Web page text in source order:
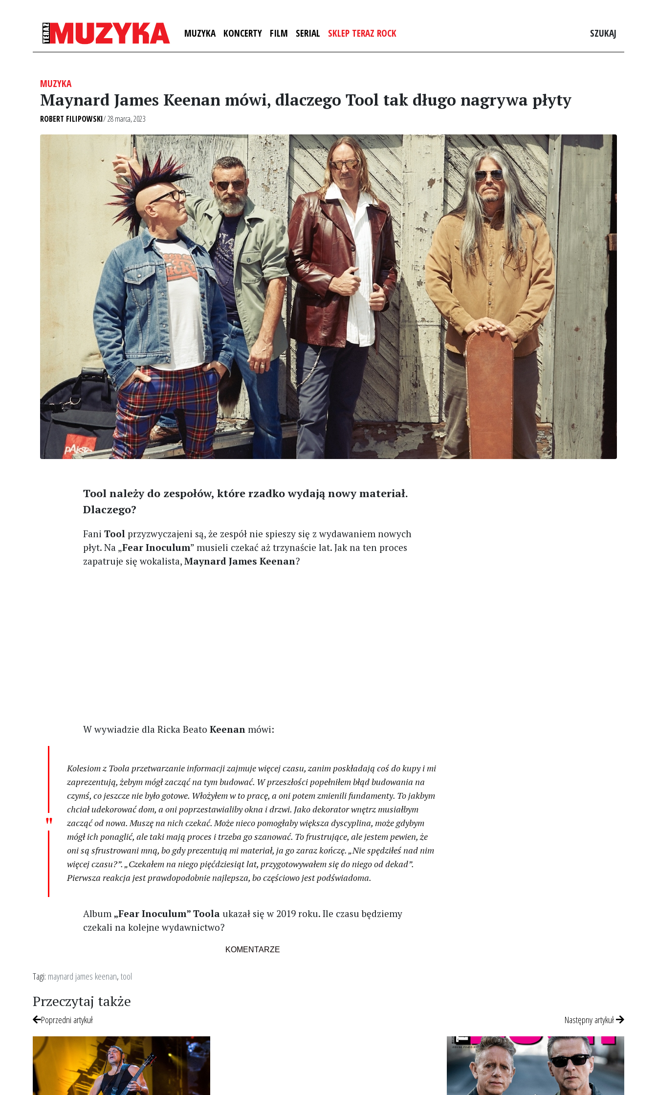
MUZYKA KONCERTY FILM SERIAL SKLEP TERAZ ROCK SZUKAJ
MUZYKA
Maynard James Keenan mówi, dlaczego Tool tak długo nagrywa płyty
ROBERT FILIPOWSKI/ 28 marca, 2023
Tool należy do zespołów, które rzadko wydają nowy materiał.
Dlaczego?
FaniToolprzyzwyczajeni są, że zespół nie spieszy się z wydawaniem nowych
płyt. Na „Fear Inoculum” musieli czekać aż trzynaście lat. Jak na ten proces
zapatruje się wokalista,Maynard James Keenan?
W wywiadzie dla Ricka BeatoKeenanmówi:
Kolesiom z Toola przetwarzanie informacji zajmuje więcej czasu, zanim poskładają coś do kupy i mi
zaprezentują, żebym mógł zacząć na tym budować. W przeszłości popełniłem błąd budowania na
czymś, co jeszcze nie było gotowe. Włożyłem w to pracę, a oni potem zmienili fundamenty. To jakbym
chciał udekorować dom, a oni poprzestawialiby okna i drzwi. Jako dekorator wnętrz musiałbym
zacząć od nowa. Muszę na nich czekać. Może nieco pomogłaby większa dyscyplina, może gdybym
mógł ich ponaglić, ale taki mają proces i trzeba go szanować. To frustrujące, ale jestem pewien, że
oni są sfrustrowani mną, bo gdy prezentują mi materiał, ja go zaraz kończę. „Nie spędziłeś nad nim
więcej czasu?”. „Czekałem na niego pięćdziesiąt lat, przygotowywałem się do niego od dekad”.
Pierwsza reakcja jest prawdopodobnie najlepsza, bo częściowo jest podświadoma.
Album „Fear Inoculum” Toola ukazał się w 2019 roku. Ile czasu będziemy
czekali na kolejne wydawnictwo?
KOMENTARZE
Tagi: maynard james keenan,tool
Przeczytaj także
Poprzedni artykuł Następny artykuł